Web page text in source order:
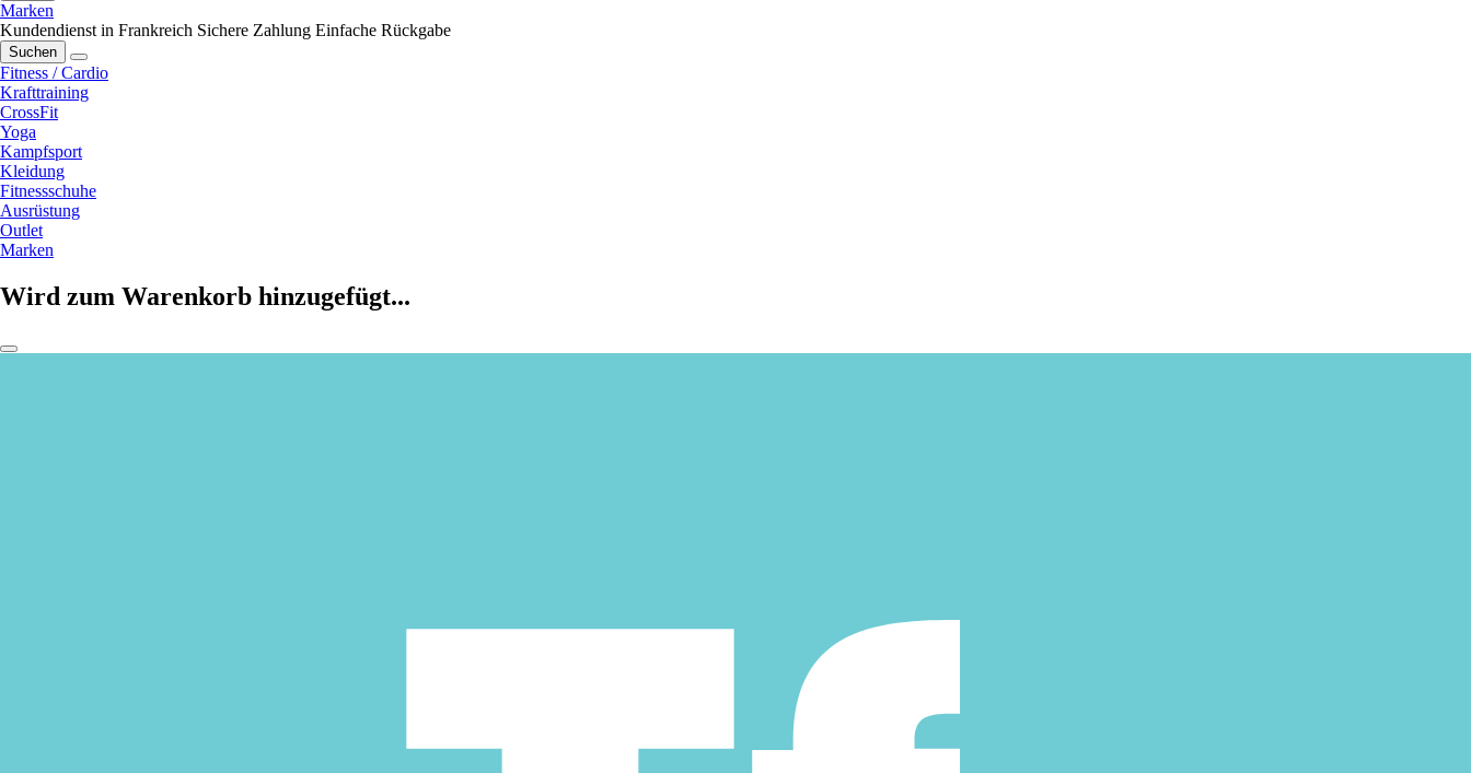
Marken
Kundendienst in Frankreich Sichere Zahlung Einfache Rückgabe
Suchen
Fitness / Cardio
Krafttraining
CrossFit
Yoga
Kampfsport
Kleidung
Fitnessschuhe
Ausrüstung
Outlet
Marken
Wird zum Warenkorb hinzugefügt...